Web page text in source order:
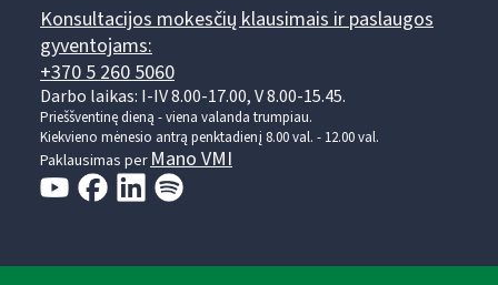
Konsultacijos mokesčių klausimais ir paslaugos
gyventojams:
+370 5 260 5060
Darbo laikas: I-IV 8.00-17.00, V 8.00-15.45.
Prieššventinę dieną - viena valanda trumpiau.
Kiekvieno mėnesio antrą penktadienį 8.00 val. - 12.00 val.
Paklausimas perMano VMI